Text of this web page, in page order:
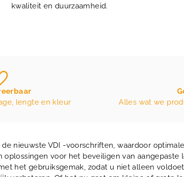
kwaliteit en duurzaamheid.
lengte en kleur
Alles wat we
nieuwste VDI -voorschriften, waardoor
voor het beveiligen van
het gebruiksgemak, zodat u niet alleen